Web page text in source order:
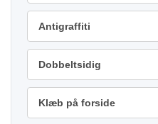
Antigraffiti
Dobbeltsidig
Klæb på forside